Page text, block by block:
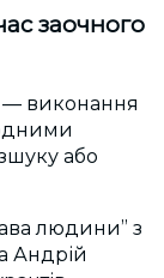
заочного
— виконання
або
людини” з
Андрій